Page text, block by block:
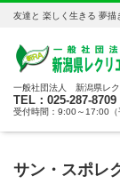
友達と 楽しく生きる 夢描
一般社団法人 新潟県レ
TEL：025-287-8709
受付時間：9:00～17:00（
サン・スポレ